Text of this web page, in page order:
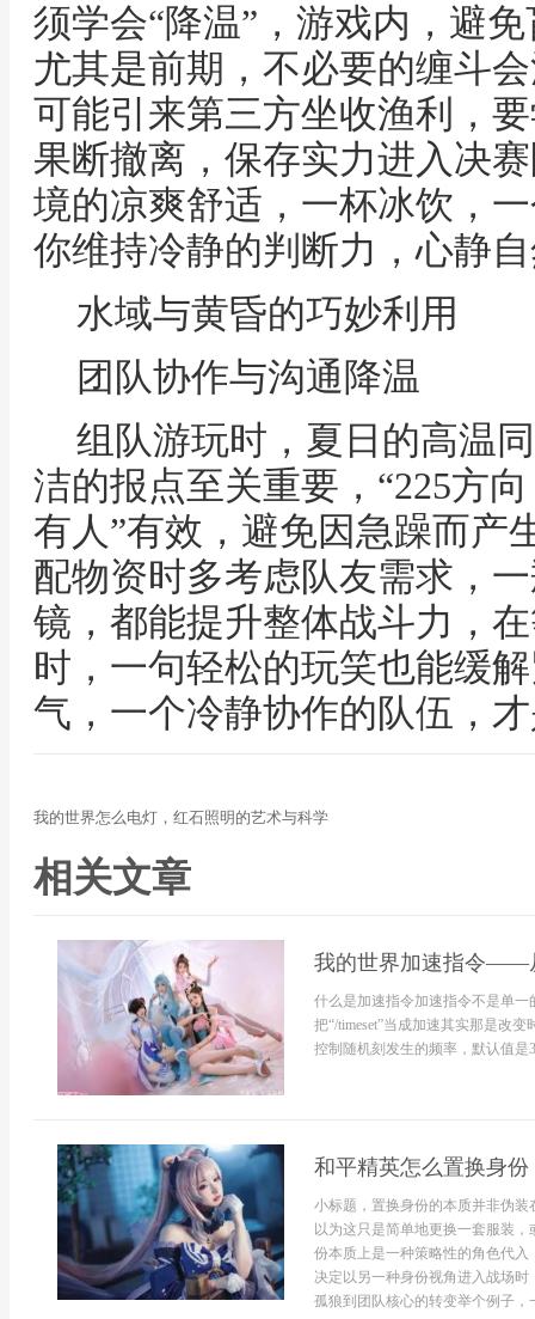
须学会“降温”，游戏内，避
尤其是前期，不必要的缠斗
可能引来第三方坐收渔利，
果断撤离，保存实力进入决
境的凉爽舒适，一杯冰饮，
你维持冷静的判断力，心静
水域与黄昏的巧妙利用
团队协作与沟通降温
组队游玩时，夏日的高温
洁的报点至关重要，“225方
有人”有效，避免因急躁而产
配物资时多考虑队友需求，
镜，都能提升整体战斗力，
时，一句轻松的玩笑也能缓
气，一个冷静协作的队伍，
我的世界怎么电灯，红石照明的艺术与科学
相关文章
我的世界加速指令——
什么是加速指令加速指令不是单
把“/timeset”当成加速其实那是改变
控制随机刻发生的频率，默认值是
和平精英怎么置换身
小标题，置换身份的本质并非伪
以为这只是简单地更换一套服装
份本质上是一种策略性的角色代
决定以另一种身份视角进入战场
孤狼到团队核心的转变举个例子